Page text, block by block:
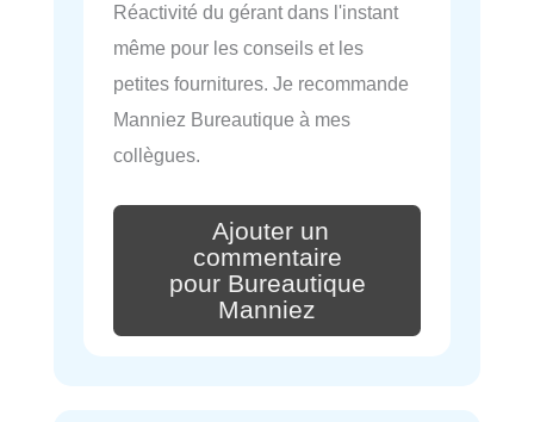
Réactivité du gérant dans l'instant
même pour les conseils et les
petites fournitures. Je recommande
Manniez Bureautique à mes
collègues.
Ajouter un
commentaire
pour Bureautique
Manniez